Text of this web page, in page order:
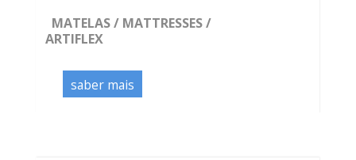
MATELAS / MATTRESSES /
ARTIFLEX
saber mais